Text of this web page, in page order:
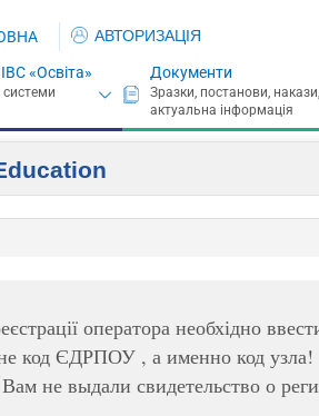
АВТОРИЗАЦІЯ
«Освіта» Документи
оператора необхідно
код ЄДРПОУ , а именно код узла!
не выдали свидетельство о